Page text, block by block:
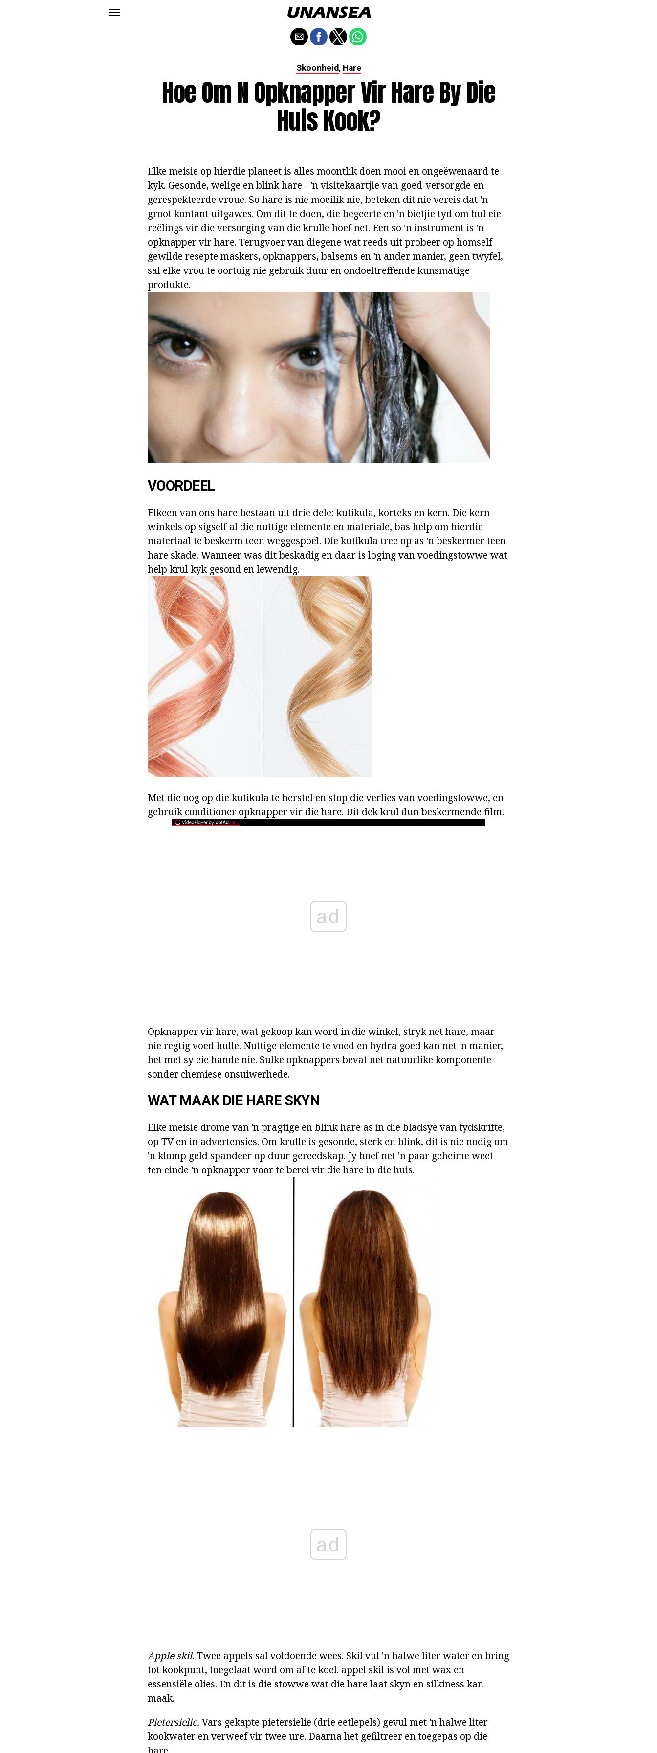
Skoonheid, Hare
Hoe Om N Opknapper Vir Hare By Die
Huis Kook?
Elke meisie op hierdie planeet is alles moontlik doen mooi en ongeëwenaard te
kyk. Gesonde, welige en blink hare - 'n visitekaartjie van goed-versorgde en
gerespekteerde vroue. So hare is nie moeilik nie, beteken dit nie vereis dat 'n
groot kontant uitgawes. Om dit te doen, die begeerte en 'n bietjie tyd om hul eie
reëlings vir die versorging van die krulle hoef net. Een so 'n instrument is 'n
opknapper vir hare. Terugvoer van diegene wat reeds uit probeer op homself
gewilde resepte maskers, opknappers, balsems en 'n ander manier, geen twyfel,
sal elke vrou te oortuig nie gebruik duur en ondoeltreffende kunsmatige
produkte.
VOORDEEL
Elkeen van ons hare bestaan uit drie dele: kutikula, korteks en kern. Die kern
winkels op sigself al die nuttige elemente en materiale, bas help om hierdie
materiaal te beskerm teen weggespoel. Die kutikula tree op as 'n beskermer teen
hare skade. Wanneer was dit beskadig en daar is loging van voedingstowwe wat
help krul kyk gesond en lewendig.
Met die oog op die kutikula te herstel en stop die verlies van voedingstowwe, en
gebruikconditioner opknapper vir die hare. Dit dek krul dun beskermende film.
ad
Opknapper vir hare, wat gekoop kan word in die winkel, stryk net hare, maar
nie regtig voed hulle. Nuttige elemente te voed en hydra goed kan net 'n manier,
het met sy eie hande nie. Sulke opknappers bevat net natuurlike komponente
sonder chemiese onsuiwerhede.
WAT MAAK DIE HARE SKYN
Elke meisie drome van 'n pragtige en blink hare as in die bladsye van tydskrifte,
op TV en in advertensies. Om krulle is gesonde, sterk en blink, dit is nie nodig om
'n klomp geld spandeer op duur gereedskap. Jy hoef net 'n paar geheime weet
ten einde 'n opknapper voor te berei vir die hare in die huis.
ad
Apple skil. Twee appels sal voldoende wees. Skil vul 'n halwe liter water en bring
tot kookpunt, toegelaat word om af te koel. appel skil is vol met wax en
essensiële olies. En dit is die stowwe wat die hare laat skyn en silkiness kan
maak.
Pietersielie. Vars gekapte pietersielie (drie eetlepels) gevul met 'n halwe liter
kookwater en verweef vir twee ure. Daarna het gefiltreer en toegepas op die
hare.